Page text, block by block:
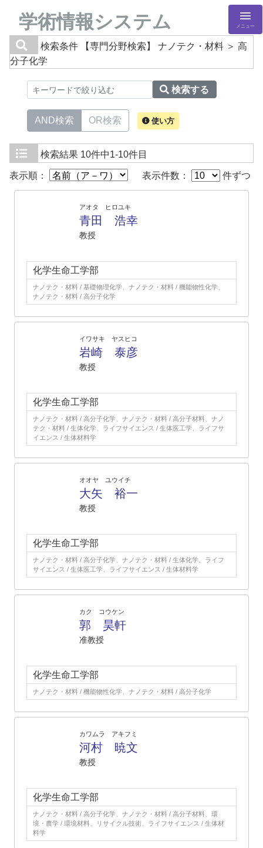
学術情報システム メニュー
検索条件
【専門分野検索】 ナノテク・材料 ＞ 高
分子化学
検索する
AND検索 OR検索 使い方
検索結果 10件中1-10件目
表示順： 表示件数： 件ずつ
アオタ ヒロユキ
青田 浩幸
教授
化学生命工学部
ナノテク・材料 / 基礎物理化学、ナノテク・材料 / 機能物性化学、
ナノテク・材料 / 高分子化学
イワサキ ヤスヒコ
岩崎 泰彦
教授
化学生命工学部
ナノテク・材料 / 高分子化学、ナノテク・材料 / 高分子材料、ナノ
テク・材料 / 生体化学、ライフサイエンス / 生体医工学、ライフサ
イエンス / 生体材料学
オオヤ ユウイチ
大矢 裕一
教授
化学生命工学部
ナノテク・材料 / 高分子化学、ナノテク・材料 / 生体化学、ライフ
サイエンス / 生体医工学、ライフサイエンス / 生体材料学
カク コウケン
郭 昊軒
准教授
化学生命工学部
ナノテク・材料 / 機能物性化学、ナノテク・材料 / 高分子化学
カワムラ アキフミ
河村 暁文
教授
化学生命工学部
ナノテク・材料 / 高分子化学、ナノテク・材料 / 高分子材料、環
境・農学 / 環境材料、リサイクル技術、ライフサイエンス / 生体材
料学